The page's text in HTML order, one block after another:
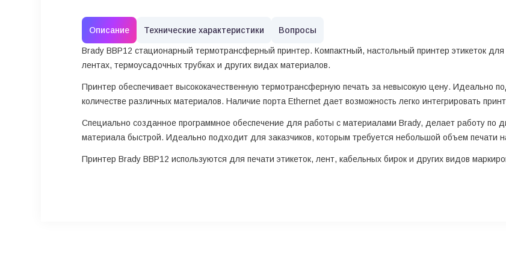
Описание Технические характеристики Вопросы
Brady BBP12 стационарный термотрансферный принтер. Компактный, настольный принтер этикеток
лентах, термоусадочных трубках и других видах материалов.
Принтер обеспечивает высококачественную термотрансферную печать за невысокую цену. Идеально
количестве различных материалов. Наличие порта Ethernet дает возможность легко интегрировать
Специально созданное программное обеспечение для работы с материалами Brady, делает работу по
материала быстрой. Идеально подходит для заказчиков, которым требуется небольшой объем печати
Принтер Brady BBP12 используются для печати этикеток, лент, кабельных бирок и других видов